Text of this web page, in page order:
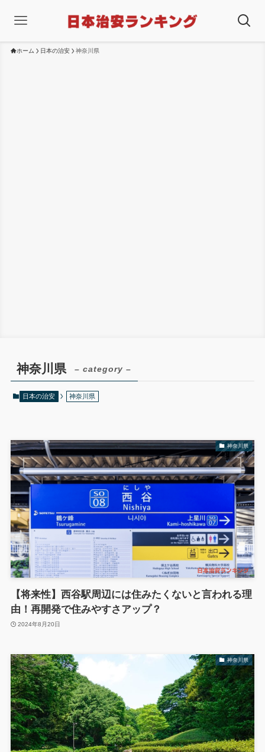
ホーム 日本の治安 神奈川県
神奈川県 – category –
日本の治安 神奈川県
神奈川県
【将来性】西谷駅周辺には住みたくないと言われる理
由！再開発で住みやすさアップ？
2024年8月20日
神奈川県